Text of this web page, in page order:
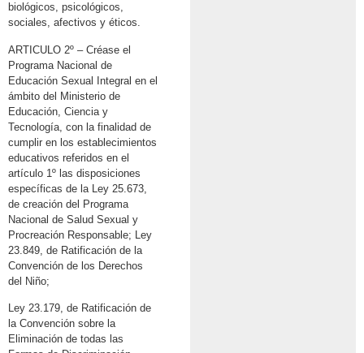
biológicos, psicológicos,
sociales, afectivos y éticos.
ARTICULO 2º – Créase el
Programa Nacional de
Educación Sexual Integral en el
ámbito del Ministerio de
Educación, Ciencia y
Tecnología, con la finalidad de
cumplir en los establecimientos
educativos referidos en el
artículo 1º las disposiciones
específicas de la Ley 25.673,
de creación del Programa
Nacional de Salud Sexual y
Procreación Responsable; Ley
23.849, de Ratificación de la
Convención de los Derechos
del Niño;
Ley 23.179, de Ratificación de
la Convención sobre la
Eliminación de todas las